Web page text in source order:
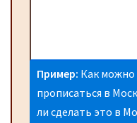
Пример: Как можно
прописаться в
ли сделать это в